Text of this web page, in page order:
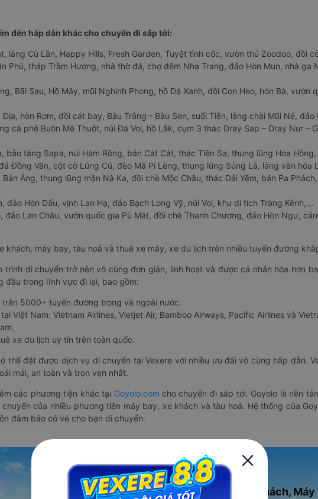
đến hấp dẫn khác cho chuyến đi sắp tới:
làng Cù Lần, Happy Hills, Fresh Garden, Tuyệt tình cốc, vườn thú Zoodoo, đồi
Phú, tháp Trầm Hương, nhà thờ đá, chợ đêm Nha Trang, đảo Hòn Mun, nhà ga
Bãi Sau, Hồ Mây, mũi Nghinh Phong, hồ Đá Xanh, đồi Con Heo, hòn Bà, vườn
Địa, hòn Rơm, đồi cát bay, Bàu Trắng - Bàu Sen, suối Tiên, làng chài Mũi Né, đảo
cà phê Buôn Mê Thuột, núi Đá Voi, hồ Lắk, cụm 3 thác Dray Sap – Dray Nur –
bảo tàng Sapa, núi Hàm Rồng, bản Cát Cát, thác Tiên Sa, thung lũng Hoa
Đồng Văn, cột cờ Lũng Cú, đèo Mã Pí Lèng, thung lũng Sủng Là, làng văn hóa
Bản Áng, thung lũng mận Nà Ka, đồi chè Mộc Châu, thác Dải Yếm, bản Pa
đảo Hòn Dấu, vịnh Lan Hạ, đảo Bạch Long Vỹ, núi Voi, khu di tích Tràng Kênh,...
đảo Lan Châu, vườn quốc gia Pù Mát, đồi chè Thanh Chương, đảo Hòn Ngư,
khách, máy bay, tàu hoả và thuê xe máy, xe du lịch trên nhiều tuyến đường
trình di chuyển trở nên vô cùng đơn giản, linh hoạt và được cá nhân hóa hơn
đầu trong lĩnh vực đi lại, bao gồm:
5000+ tuyến đường trong và ngoài nước.
Việt Nam: Vietnam Airlines, Vietjet Air, Bamboo Airways, Pacific Airlines và
xe du lịch uy tín trên toàn quốc.
thể đặt được dịch vụ di chuyển tại Vexere với nhiều ưu đãi vô cùng hấp dẫn.
mái, an toàn và trọn vẹn nhất.
các phương tiện khác tại Goyolo.com cho chuyến đi sắp tới. Goyolo là nền
của nhiều phương tiện máy bay, xe khách và tàu hoả. Hệ thống của
đảm bảo có vé cho bạn di chuyển.
Ứng dụng đặt vé Xe khách, Máy